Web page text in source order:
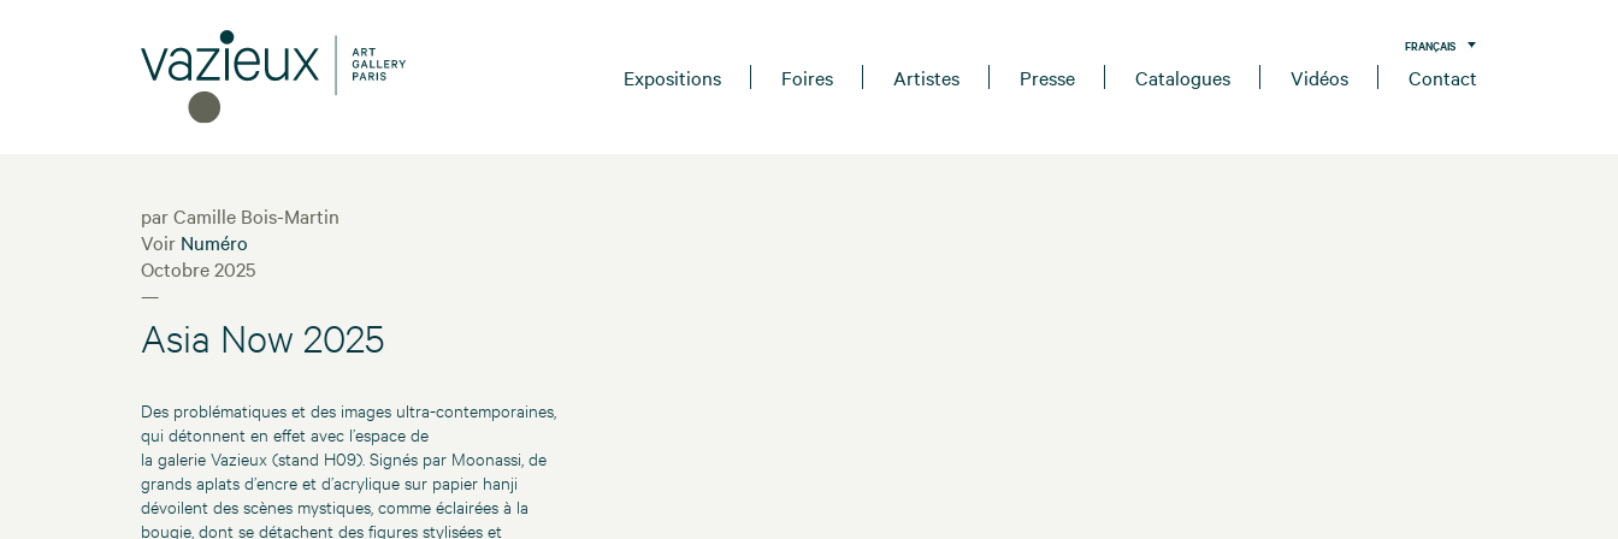
FRANÇAIS
Expositions Foires Artistes Presse Catalogues Vidéos Contact
par Camille Bois-Martin
Voir Numéro
Octobre 2025
—
Asia Now 2025
Des problématiques et des images ultra-contemporaines,
qui détonnent en effet avec l’espace de
la galerie Vazieux (stand H09). Signés par Moonassi, de
grands aplats d’encre et d’acrylique sur papier hanji
dévoilent des scènes mystiques, comme éclairées à la
bougie, dont se détachent des figures stylisées et